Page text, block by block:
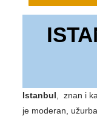
Istanbul , znan i
je moderan,